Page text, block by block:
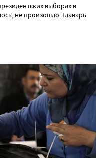
выборах в
не произошло. Главарь